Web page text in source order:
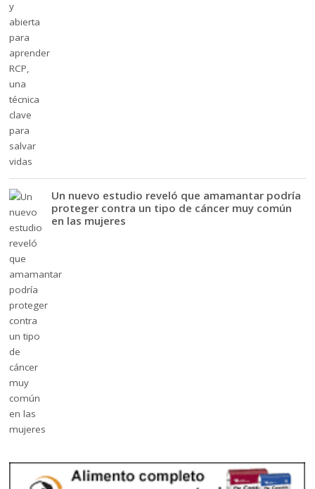
Un nuevo estudio reveló que amamantar podría
proteger contra un tipo de cáncer muy común
en las mujeres